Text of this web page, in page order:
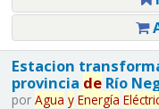
Estacion
provincia deRío
por Agua y Energía